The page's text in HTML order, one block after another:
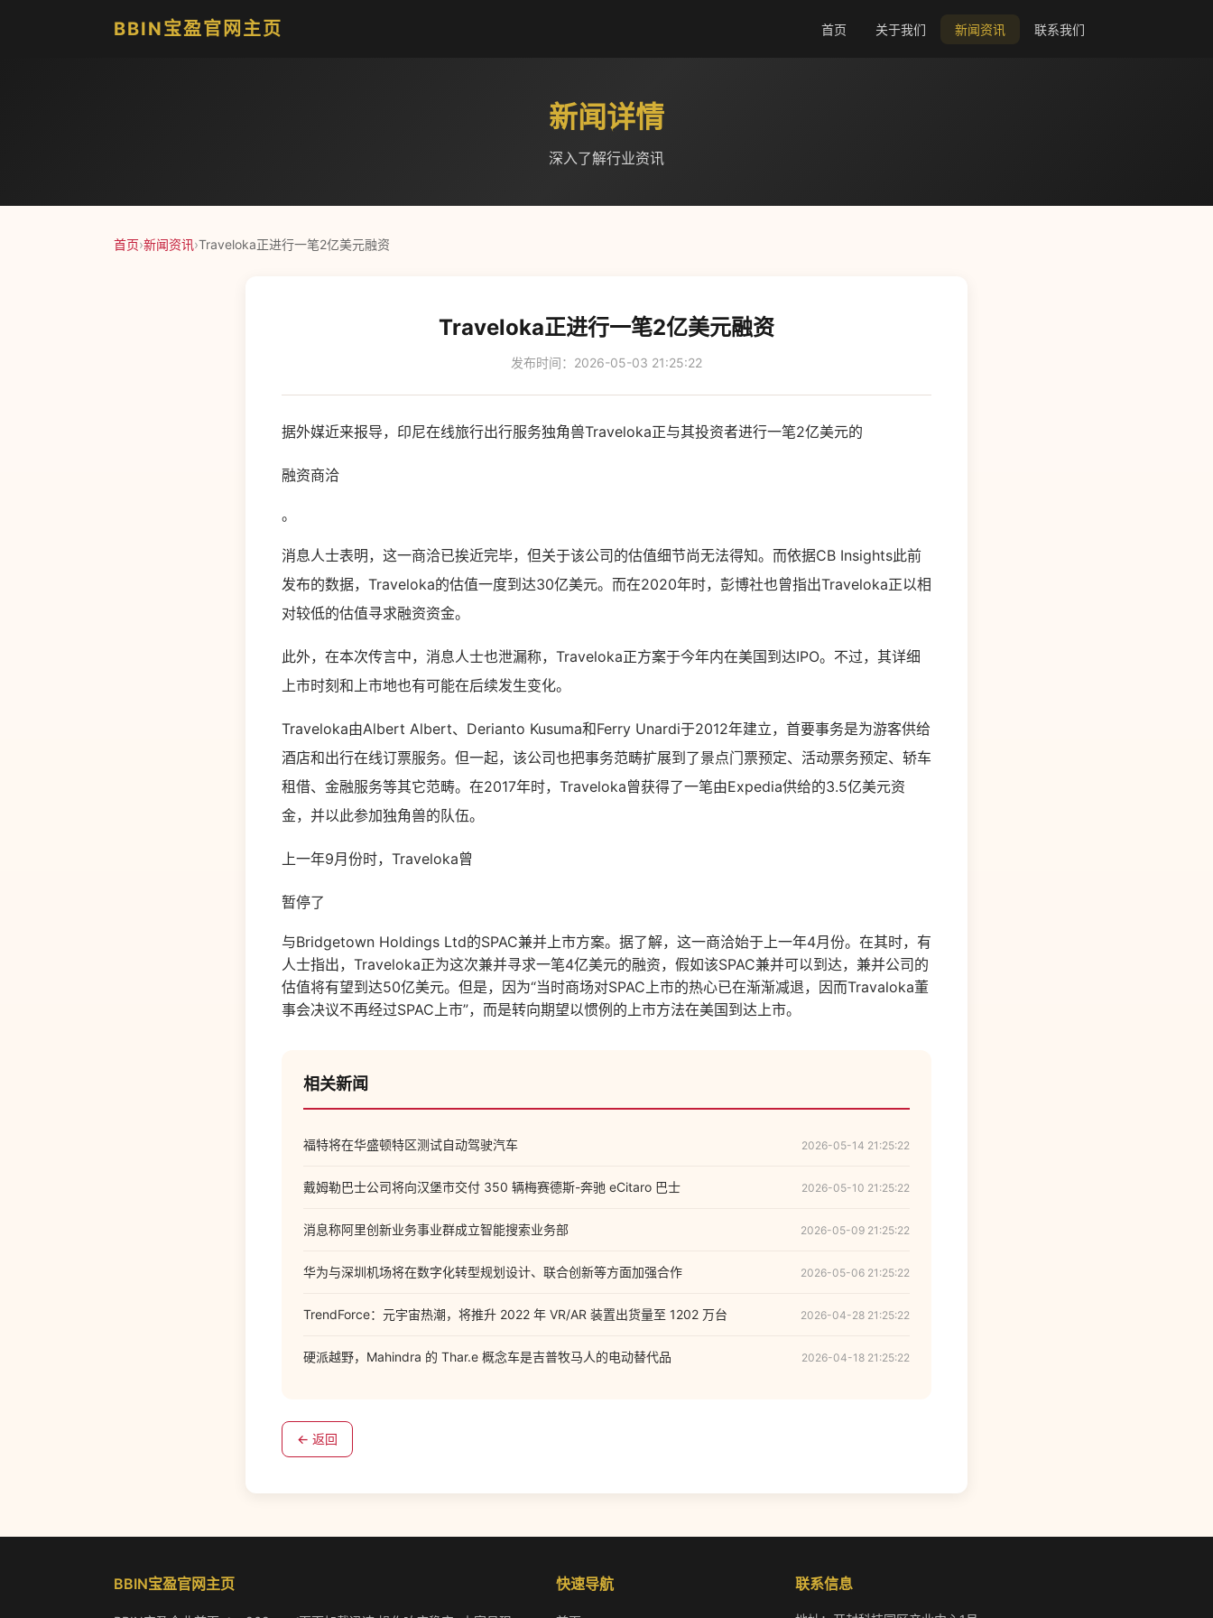
BBIN宝盈官网主页 首页 关于我们 新闻资讯 联系我们
新闻详情
深入了解行业资讯
首页›新闻资讯›Traveloka正进行一笔2亿美元融资
Traveloka正进行一笔2亿美元融资
发布时间：2026-05-03 21:25:22
据外媒近来报导，印尼在线旅行出行服务独角兽Traveloka正与其投资者进行一笔2亿美元的
融资商洽
。
消息人士表明，这一商洽已挨近完毕，但关于该公司的估值细节尚无法得知。而依据CB Insights此前
发布的数据，Traveloka的估值一度到达30亿美元。而在2020年时，彭博社也曾指出Traveloka正以相
对较低的估值寻求融资资金。
此外，在本次传言中，消息人士也泄漏称，Traveloka正方案于今年内在美国到达IPO。不过，其详细
上市时刻和上市地也有可能在后续发生变化。
Traveloka由Albert Albert、Derianto Kusuma和Ferry Unardi于2012年建立，首要事务是为游客供给
酒店和出行在线订票服务。但一起，该公司也把事务范畴扩展到了景点门票预定、活动票务预定、轿车
租借、金融服务等其它范畴。在2017年时，Traveloka曾获得了一笔由Expedia供给的3.5亿美元资
金，并以此参加独角兽的队伍。
上一年9月份时，Traveloka曾
暂停了
与Bridgetown Holdings Ltd的SPAC兼并上市方案。据了解，这一商洽始于上一年4月份。在其时，有
人士指出，Traveloka正为这次兼并寻求一笔4亿美元的融资，假如该SPAC兼并可以到达，兼并公司的
估值将有望到达50亿美元。但是，因为“当时商场对SPAC上市的热心已在渐渐减退，因而Travaloka董
事会决议不再经过SPAC上市”，而是转向期望以惯例的上市方法在美国到达上市。
相关新闻
福特将在华盛顿特区测试自动驾驶汽车 2026-05-14 21:25:22
戴姆勒巴士公司将向汉堡市交付 350 辆梅赛德斯-奔驰 eCitaro 巴士 2026-05-10 21:25:22
消息称阿里创新业务事业群成立智能搜索业务部 2026-05-09 21:25:22
华为与深圳机场将在数字化转型规划设计、联合创新等方面加强合作 2026-05-06 21:25:22
TrendForce：元宇宙热潮，将推升 2022 年 VR/AR 装置出货量至 1202 万台 2026-04-28 21:25:22
硬派越野，Mahindra 的 Thar.e 概念车是吉普牧马人的电动替代品 2026-04-18 21:25:22
← 返回
BBIN宝盈官网主页 快速导航 联系信息